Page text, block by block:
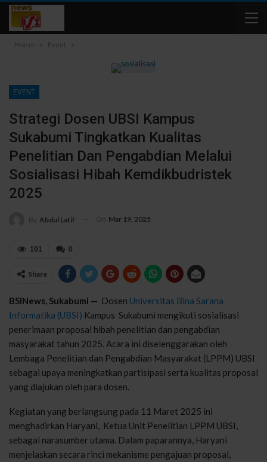
Home Event
EVENT
Strategi Dosen UBSI Kampus
Sukabumi Tingkatkan Kualitas
Penelitian Dan Pengabdian Melalui
Sosialisasi Hibah Kemdikbudristek
2025
By Abdul Latif On Mar 19, 2025
0
101
Share
BSINews, Sukabumi — Dosen Universitas Bina Sarana
Informatika (UBSI) Kampus Sukabumi mengikuti sosialisasi
penerimaan proposal hibah penelitian dan pengabdian
masyarakat tahun 2025. Acara ini diselenggarakan oleh
Lembaga Penelitian dan Pengabdian Masyarakat (LPPM) UBSI
sebagai upaya meningkatkan partisipasi serta kualitas proposal
yang diajukan oleh para dosen.
Kegiatan yang berlangsung pada 11 Maret 2025 ini
menghadirkan Haryani, Ketua Unit Penelitian LPPM UBSI,
sebagai narasumber utama. Dalam paparannya, Haryani
menjelaskan secara rinci mekanisme pengajuan proposal,